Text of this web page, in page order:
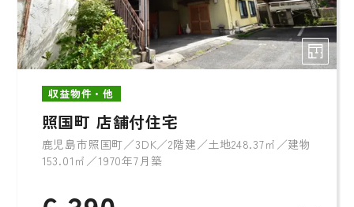
収益物件・他
照国町 店舗付住宅
鹿児島市照国町／3DK／2階建／土地248.37㎡／建物
153.01㎡／1970年7月築